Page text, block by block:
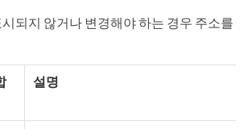
되지 않거나 변경해야 하는 경우 주소를
설명